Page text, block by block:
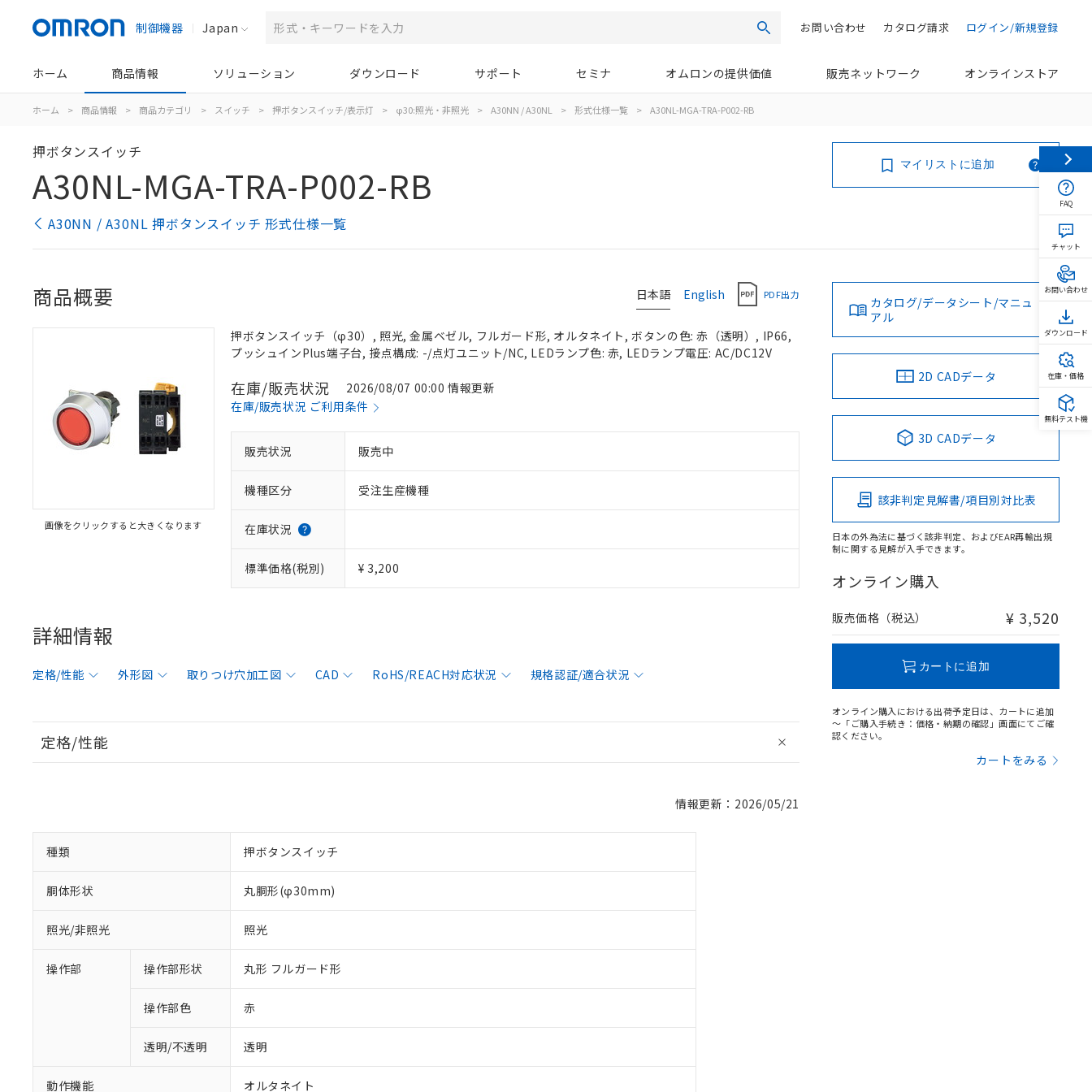
制御機器 Japan 検索 ログイン/新規登録
カタログ請求
お問い合わせ
ホーム 商品情報 ソリューション ダウンロード サポート セミナ オムロンの提供価値 販売ネットワーク オンラインストア
ホーム > 商品情報 > 商品カテゴリ > スイッチ > 押ボタンスイッチ/表示灯 > φ30:照光・非照光 > A30NN / A30NL > 形式仕様一覧 > A30NL-MGA-TRA-P002-RB
押ボタンスイッチ
A30NL-MGA-TRA-P002-RB
A30NN / A30NL 押ボタンスイッチ 形式仕様一覧
マイリストに追加
日本語 English PDF出力
商品概要
画像をクリックすると大きくなります
押ボタンスイッチ（φ30）, 照光, 金属ベゼル, フルガード形, オルタネイト, ボタンの色: 赤（透明）, IP66,
プッシュインPlus端子台, 接点構成: -/点灯ユニット/NC, LEDランプ色: 赤, LEDランプ電圧: AC/DC12V
在庫/販売状況
2026/08/07 00:00 情報更新
在庫/販売状況 ご利用条件
販売状況 販売中
機種区分 受注生産機種
在庫状況
標準価格(税別) ¥ 3,200
詳細情報
定格/性能 外形図 取りつけ穴加工図 CAD RoHS/REACH対応状況 規格認証/適合状況
定格/性能
情報更新：2026/05/21
種類 押ボタンスイッチ
胴体形状 丸胴形(φ30mm)
照光/非照光 照光
操作部 操作部形状 丸形 フルガード形
操作部色 赤
透明/不透明 透明
動作機能 オルタネイト
カタログ/データシート/マニュ
アル
2D CADデータ
3D CADデータ
該非判定見解書/項目別対比表
日本の外為法に基づく該非判定、およびEAR再輸出規
制に関する見解が入手できます。
オンライン購入
販売価格（税込） ¥ 3,520
カートに追加
オンライン購入における出荷予定日は、カートに追加
～「ご購入手続き：価格・納期の確認」画面にてご確
認ください。
カートをみる
FAQ
チャット
お問い合わせ
ダウンロード
在庫・価格
無料テスト機